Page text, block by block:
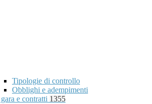
Tipologie di controllo
Obblighi e adempimenti
e contratti 1355